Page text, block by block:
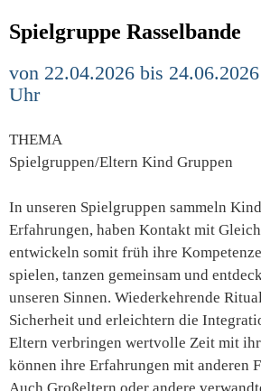
Spielgruppe Rasselbande
von 22.04.2026 bis
Uhr
THEMA
Spielgruppen/Eltern Kind Gruppen
In unseren Spielgruppen sammeln
Erfahrungen, haben Kontakt mit
entwickeln somit früh ihre
spielen, tanzen gemeinsam und
unseren Sinnen. Wiederkehrende
Sicherheit und erleichtern die
Eltern verbringen wertvolle Zeit mit
können ihre Erfahrungen mit anderen